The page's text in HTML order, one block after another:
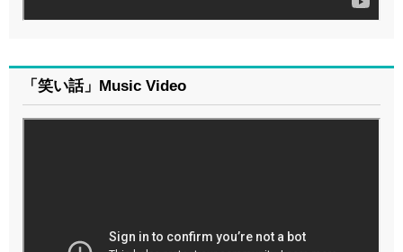
「笑い話」Music Video